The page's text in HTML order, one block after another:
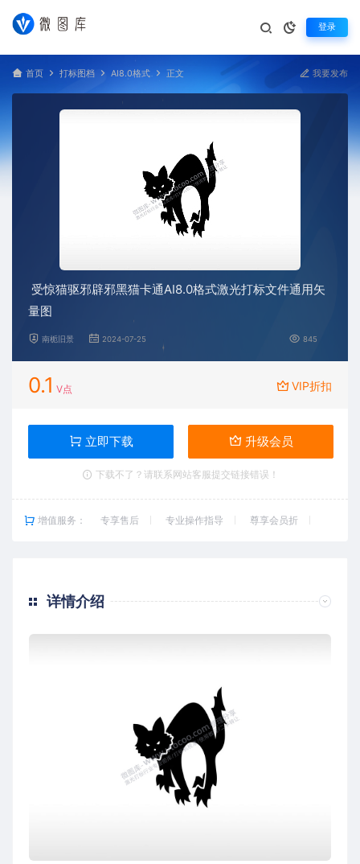
登录
首页 打标图档 AI8.0格式 正文 我要发布
受惊猫驱邪辟邪黑猫卡通AI8.0格式激光打标文件通用矢
量图
南栀旧景 2024-07-25 845
0.1 V点 VIP折扣
立即下载 升级会员
下载不了？请联系网站客服提交链接错误！
增值服务： 专享售后 专业操作指导 尊享会员折
详情介绍